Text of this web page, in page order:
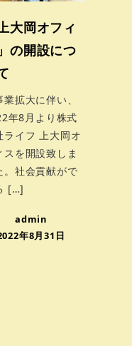
大岡オフィ
の開設につ
拡大に伴い、
年8月より株式
ライフ 上大岡オ
スを開設致しま
。社会貢献がで
[…]
admin
年8月31日